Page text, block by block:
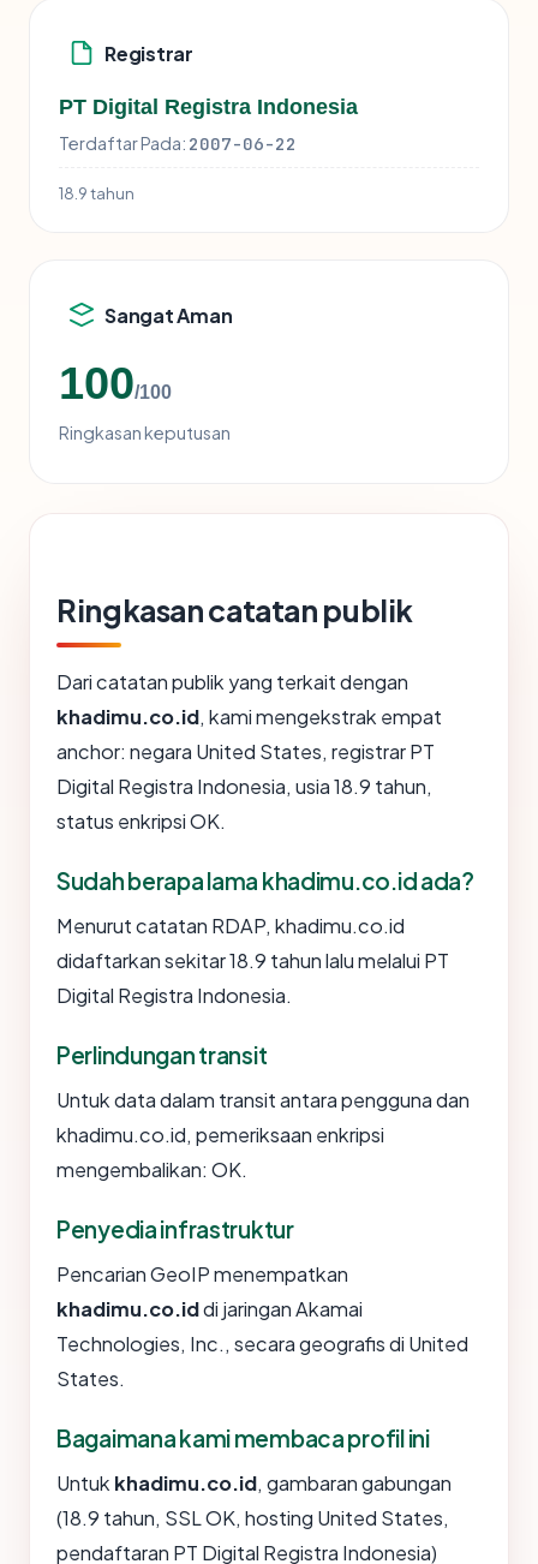
Registrar
PT Digital Registra Indonesia
Terdaftar Pada: 2007-06-22
18.9 tahun
Sangat Aman
100/100
Ringkasan keputusan
Ringkasan catatan publik
Dari catatan publik yang terkait dengan
khadimu.co.id, kami mengekstrak empat
anchor: negara United States, registrar PT
Digital Registra Indonesia, usia 18.9 tahun,
status enkripsi OK.
Sudah berapa lama khadimu.co.id ada?
Menurut catatan RDAP, khadimu.co.id
didaftarkan sekitar 18.9 tahun lalu melalui PT
Digital Registra Indonesia.
Perlindungan transit
Untuk data dalam transit antara pengguna dan
khadimu.co.id, pemeriksaan enkripsi
mengembalikan: OK.
Penyedia infrastruktur
Pencarian GeoIP menempatkan
khadimu.co.iddi jaringan Akamai
Technologies, Inc., secara geografis di United
States.
Bagaimana kami membaca profil ini
Untuk khadimu.co.id, gambaran gabungan
(18.9 tahun, SSL OK, hosting United States,
pendaftaran PT Digital Registra Indonesia)